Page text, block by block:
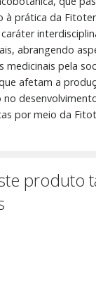
prática da
abrangendo
medicinais pela
afetam a
no
por meio da
produto